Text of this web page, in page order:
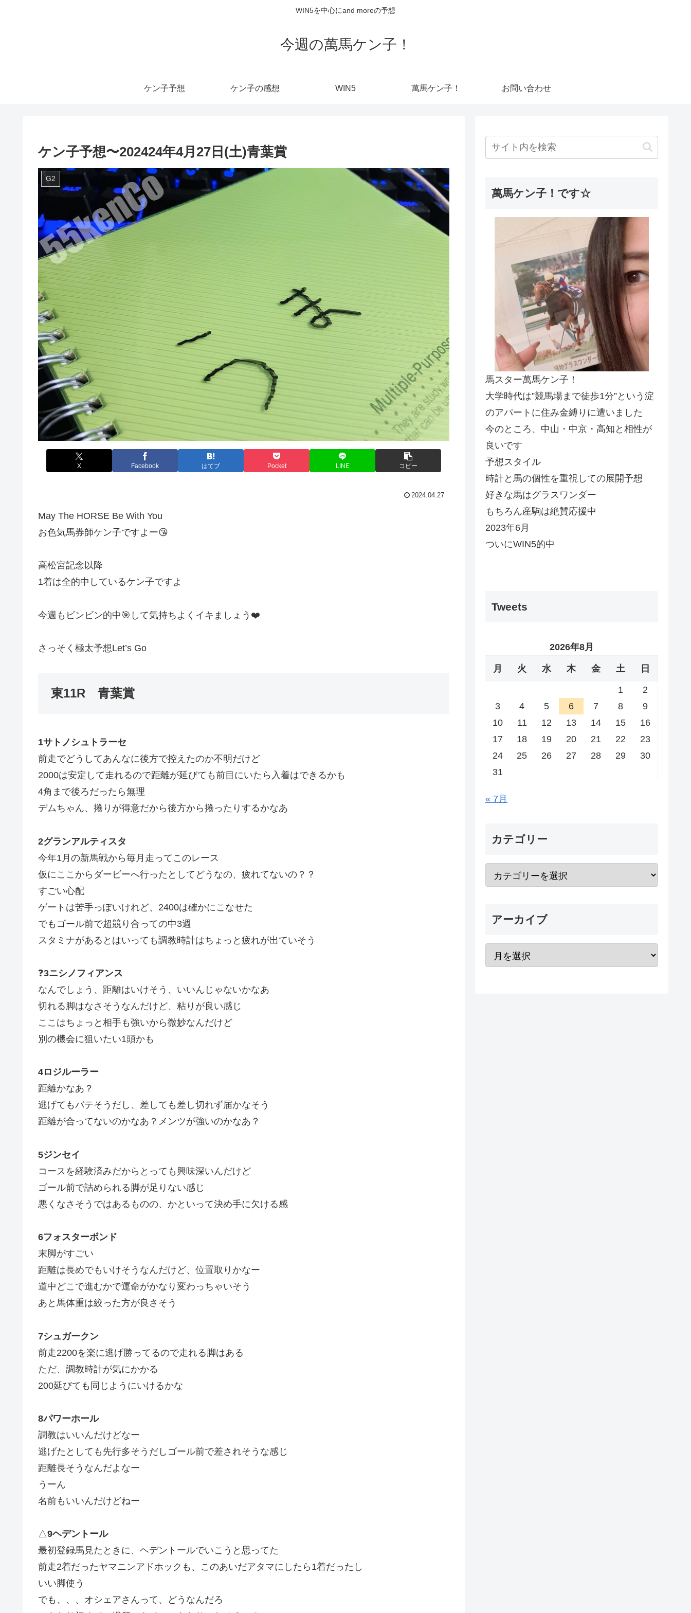
WIN5を中心にand moreの予想
今週の萬馬ケン子！
ケン子予想 ケン子の感想 WIN5 萬馬ケン子！ お問い合わせ
ケン子予想〜202424年4月27日(土)青葉賞
G2
X Facebook はてブ Pocket LINE コピー
2024.04.27
May The HORSE Be With You
お色気馬券師ケン子ですよー😘
高松宮記念以降
1着は全的中しているケン子ですよ
今週もビンビン的中🎯して気持ちよくイキましょう❤️
さっそく極太予想Let’s Go
東11R 青葉賞
1サトノシュトラーセ
前走でどうしてあんなに後方で控えたのか不明だけど
2000は安定して走れるので距離が延びても前目にいたら入着はできるかも
4角まで後ろだったら無理
デムちゃん、捲りが得意だから後方から捲ったりするかなあ
2グランアルティスタ
今年1月の新馬戦から毎月走ってこのレース
仮にここからダービーへ行ったとしてどうなの、疲れてないの？？
すごい心配
ゲートは苦手っぽいけれど、2400は確かにこなせた
でもゴール前で超競り合っての中3週
スタミナがあるとはいっても調教時計はちょっと疲れが出ていそう
❓3ニシノフィアンス
なんでしょう、距離はいけそう、いいんじゃないかなあ
切れる脚はなさそうなんだけど、粘りが良い感じ
ここはちょっと相手も強いから微妙なんだけど
別の機会に狙いたい1頭かも
4ロジルーラー
距離かなあ？
逃げてもバテそうだし、差しても差し切れず届かなそう
距離が合ってないのかなあ？メンツが強いのかなあ？
5ジンセイ
コースを経験済みだからとっても興味深いんだけど
ゴール前で詰められる脚が足りない感じ
悪くなさそうではあるものの、かといって決め手に欠ける感
6フォスターボンド
末脚がすごい
距離は長めでもいけそうなんだけど、位置取りかなー
道中どこで進むかで運命がかなり変わっちゃいそう
あと馬体重は絞った方が良さそう
7シュガークン
前走2200を楽に逃げ勝ってるので走れる脚はある
ただ、調教時計が気にかかる
200延びても同じようにいけるかな
8パワーホール
調教はいいんだけどなー
逃げたとしても先行多そうだしゴール前で差されそうな感じ
距離長そうなんだよなー
うーん
名前もいいんだけどねー
△9ヘデントール
最初登録馬見たときに、ヘデントールでいこうと思ってた
前走2着だったヤマニンアドホックも、このあいだアタマにしたら1着だったし
いい脚使う
でも、、、オシェアさんって、どうなんだろ
萬馬ケン子！です☆
馬スター萬馬ケン子！
大学時代は”競馬場まで徒歩1分”という淀
のアパートに住み金縛りに遭いました
今のところ、中山・中京・高知と相性が
良いです
予想スタイル
時計と馬の個性を重視しての展開予想
好きな馬はグラスワンダー
もちろん産駒は絶賛応援中
2023年6月
ついにWIN5的中
Tweets
2026年8月
月 火 水 木 金 土 日
1
2
3
4 5 6 7 8
9
10
11 12 13 14 15
16
17
18 19 20 21 22
23
24
25 26 27 28 29
30
31
« 7月
カテゴリー
アーカイブ